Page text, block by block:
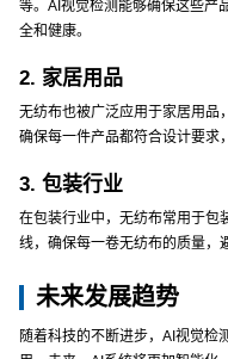
等。AI视觉检测能够确保这些产
全和健康。
2. 家居用品
无纺布也被广泛应用于家居用品
确保每一件产品都符合设计要求
3. 包装行业
在包装行业中，无纺布常用于包
线，确保每一卷无纺布的质量，
未来发展趋势
随着科技的不断进步，AI视觉检